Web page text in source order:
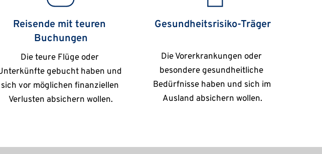
Reisende mit teuren
Buchungen
Die teure Flüge oder
gebucht haben und
sich vor möglichen finanziellen
Verlusten absichern wollen.
Gesundheitsrisiko-Träger
Die Vorerkrankungen oder
besondere gesundheitliche
Bedürfnisse haben und sich im
Ausland absichern wollen.